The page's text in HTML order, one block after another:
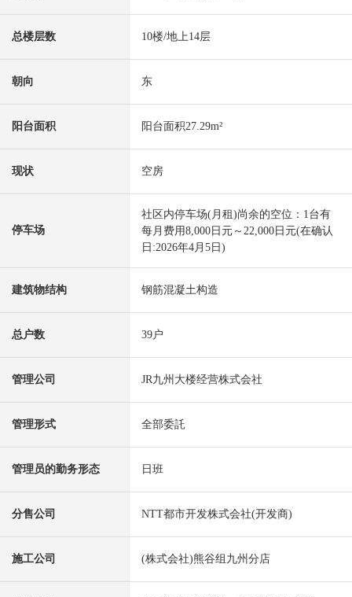
总楼层数 10楼/地上14层
朝向 东
阳台面积 阳台面积27.29m²
现状 空房
停车场
社区内停车场(月租)尚余的空位：1台有
每月费用8,000日元～22,000日元(在确认
日:2026年4月5日)
建筑物结构 钢筋混凝土构造
总户数 39户
管理公司 JR九州大楼经营株式会社
管理形式 全部委託
管理员的勤务形态 日班
分售公司 NTT都市开发株式会社(开发商)
施工公司 (株式会社)熊谷组九州分店